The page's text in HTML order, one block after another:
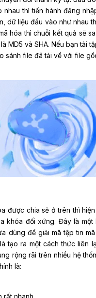
thì tiến hành đăng
dữ liệu đầu vào như nhau
hóa thì chuỗi kết quả sẽ
MD5 và SHA. Nếu bạn tải
sánh file đã tải về với file
được chia sẻ ở trên thì
khóa đối xứng. Đây là một
dùng để giải mã tệp tin mã
tạo ra một cách thức liên
rộng rãi trên nhiều hệ
là: